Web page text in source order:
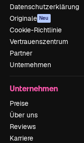
Datenschutzerklärung
Originale Neu
Cookie-Richtlinie
Vertrauenszentrum
Partner
Unternehmen
Unternehmen
Preise
Über uns
Reviews
Karriere